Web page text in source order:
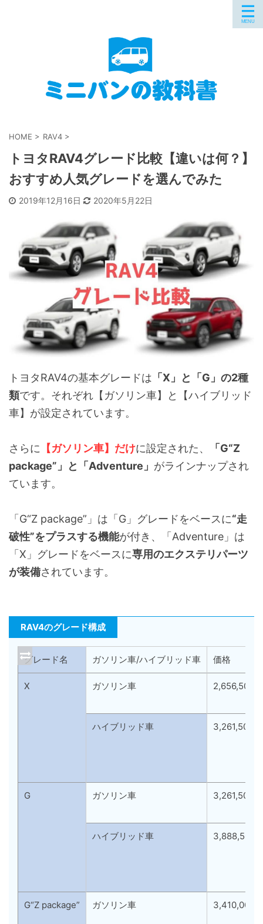
HOME > RAV4 >
トヨタRAV4グレード比較【違いは何？】
おすすめ人気グレードを選んでみた
2019年12月16日 2020年5月22日
トヨタRAV4の基本グレードは 「X」と「G」の2種
類です。それぞれ【ガソリン車】と【ハイブリッド
車】が設定されています。
さらに 【ガソリン車】だけに設定された、
「G“Z
package”」と「Adventure」 がラインナップされ
ています。
「G“Z package”」は「G」グレードをベースに“走
破性”をプラスする機能が付き、「Adventure」は
「X」グレードをベースに専用のエクステリパーツ
が装備されています。
RAV4のグレード構成
グレード名 ガソリン車/ハイブリッド車 価格
X ガソリン車 2,656,500
ハイブリッド車 3,261,500
G ガソリン車 3,261,500円
ハイブリッド車 3,888,500
G“Z package” ガソリン車 3,410,000円